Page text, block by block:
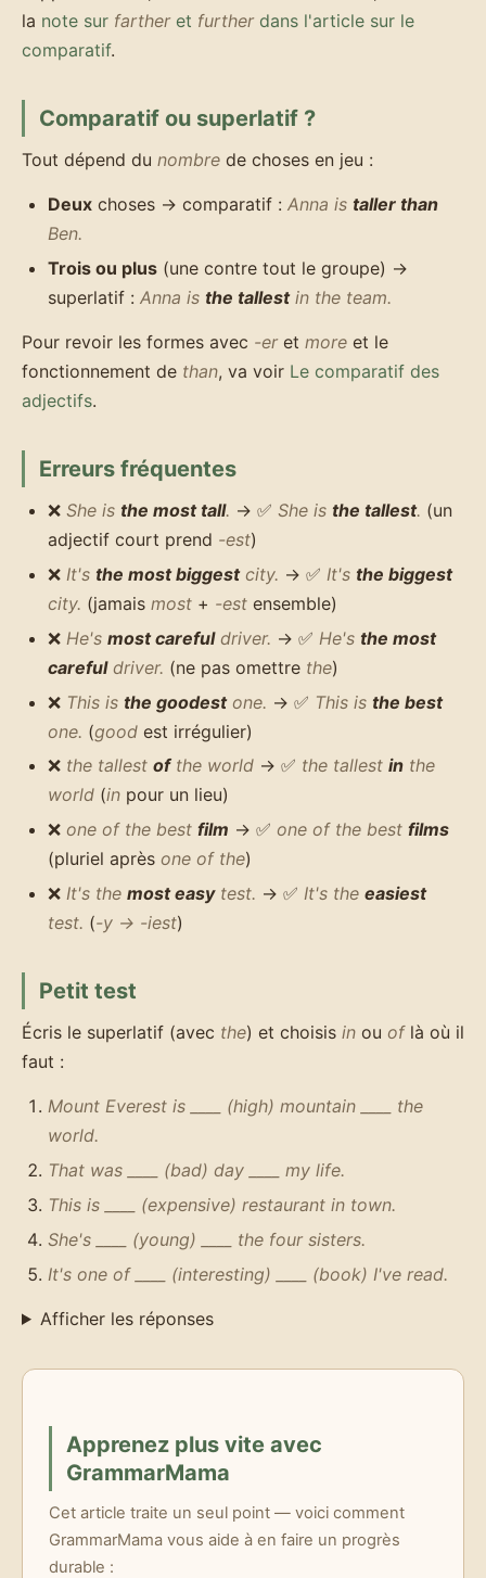
la note sur fartheret furtherdans l'article sur le
comparatif.
Comparatif ou superlatif ?
Tout dépend du nombre de choses en jeu :
Deux choses → comparatif : Anna is taller than
Ben.
Trois ou plus (une contre tout le groupe) →
superlatif : Anna is the tallestin the team.
Pour revoir les formes avec -eret more et le
fonctionnement de than, va voir Le comparatif des
adjectifs.
Erreurs fréquentes
❌ She is the most tall. → ✅ She is the tallest. (un
adjectif court prend -est)
❌ It's the most biggestcity. → ✅ It's the biggest
city. (jamais most + -est ensemble)
❌ He's most carefuldriver. → ✅ He's the most
carefuldriver. (ne pas omettre the)
❌ This is the goodestone. → ✅ This is the best
one. (good est irrégulier)
❌ the tallest ofthe world → ✅ the tallest in the
world (in pour un lieu)
❌ one of the best film → ✅ one of the best films
(pluriel après one of the)
❌ It's the most easytest. → ✅ It's the easiest
test. (-y → -iest)
Petit test
Écris le superlatif (avec the) et choisis in ou oflà où il
faut :
Mount Everest is ____ (high) mountain ____ the
world.
That was ____ (bad) day ____ my life.
This is ____ (expensive) restaurant in town.
She's ____ (young) ____ the four sisters.
It's one of ____ (interesting) ____ (book) I've read.
Afficher les réponses
Apprenez plus vite avec
GrammarMama
Cet article traite un seul point — voici comment
GrammarMama vous aide à en faire un progrès
durable :